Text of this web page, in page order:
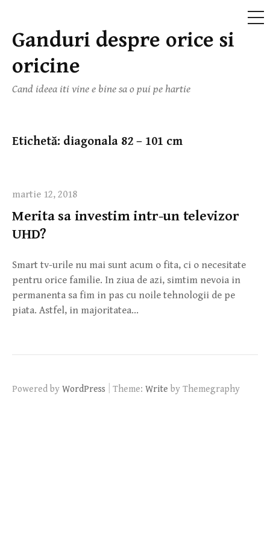
Skip
to
content
Ganduri despre orice si
oricine
Cand ideea iti vine e bine sa o pui pe hartie
Etichetă: diagonala 82 – 101 cm
martie 12, 2018
Merita sa investim intr-un televizor
UHD?
Smart tv-urile nu mai sunt acum o fita, ci o necesitate
pentru orice familie. In ziua de azi, simtim nevoia in
permanenta sa fim in pas cu noile tehnologii de pe
piata. Astfel, in majoritatea…
Powered by WordPress Theme: Write by Themegraphy